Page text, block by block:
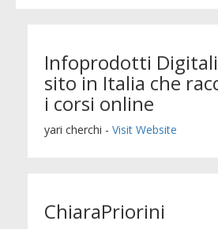
Infoprodotti
sito in Italia che
i corsi online
yari cherchi - Visit Website
ChiaraPriorini